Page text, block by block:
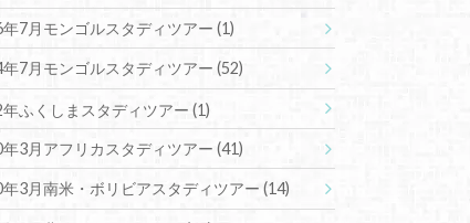
7月モンゴルスタディツアー(1)
7月モンゴルスタディツアー(52)
ふくしまスタディツアー(1)
3月アフリカスタディツアー(41)
3月南米・ボリビアスタディツアー(14)